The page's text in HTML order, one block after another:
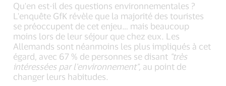
Qu'en est-il des questions environnementales ?
L'enquête GfK révèle que la majorité des touristes
se préoccupent de cet enjeu… mais beaucoup
moins lors de leur séjour que chez eux. Les
Allemands sont néanmoins les plus impliqués à cet
égard, avec 67 % de personnes se disant "très
intéressées par l'environnement", au point de
changer leurs habitudes.